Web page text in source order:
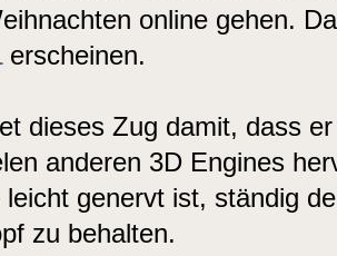
online gehen.
erscheinen.
dieses Zug damit, dass
anderen 3D Engines
leicht genervt ist, ständig
zu behalten.